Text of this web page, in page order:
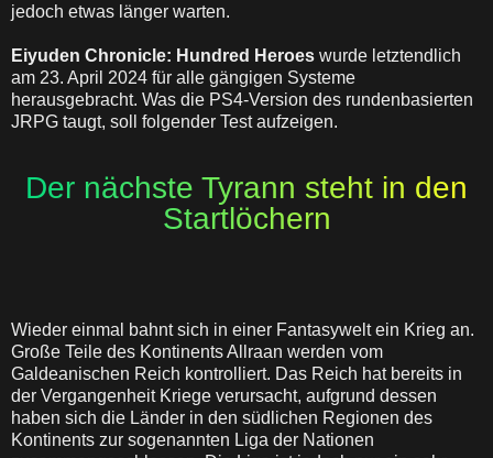
jedoch etwas länger warten.
Eiyuden Chronicle: Hundred Heroes wurde letztendlich
am 23. April 2024 für alle gängigen Systeme
herausgebracht. Was die PS4-Version des rundenbasierten
JRPG taugt, soll folgender Test aufzeigen.
Der nächste Tyrann steht in den
Startlöchern
Wieder einmal bahnt sich in einer Fantasywelt ein Krieg an.
Große Teile des Kontinents Allraan werden vom
Galdeanischen Reich kontrolliert. Das Reich hat bereits in
der Vergangenheit Kriege verursacht, aufgrund dessen
haben sich die Länder in den südlichen Regionen des
Kontinents zur sogenannten Liga der Nationen